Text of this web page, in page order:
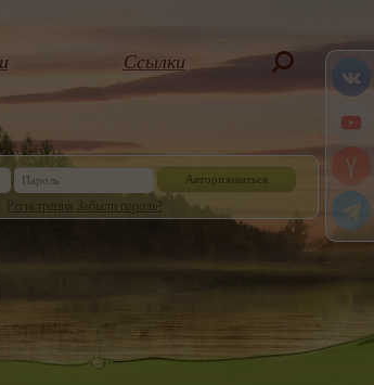
Ссылки
Авторизоваться
Регистрация
Забыли пароль?